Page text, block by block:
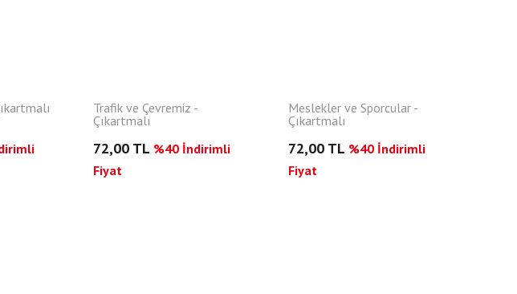
Trafik ve Çevremiz -
Çıkartmalı
72,00 TL %40 İndirimli
Fiyat
Meslekler ve Sporcular -
Çıkartmalı
72,00 TL %40 İndirimli
Fiyat